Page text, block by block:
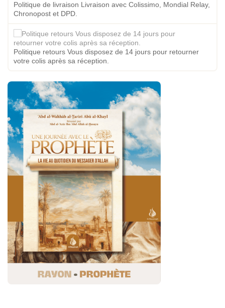
Politique de livraison Livraison avec Colissimo, Mondial Relay,
Chronopost et DPD.
Politique retours Vous disposez de 14 jours pour retourner
votre colis après sa réception.